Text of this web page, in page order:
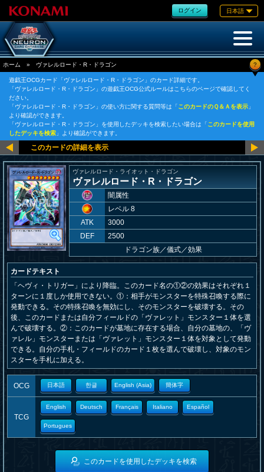
ログイン 日本語
ホーム » ヴァレルロード・R・ドラゴン ?
遊戯王OCGカード「ヴァレルロード・R・ドラゴン」のカード詳細です。
「ヴァレルロード・R・ドラゴン」の遊戯王OCG公式ルールはこちらのページで確認してく
ださい。
「ヴァレルロード・R・ドラゴン」の使い方に関する質問等は「このカードのＱ＆Ａを表示 」
より確認ができます。
「ヴァレルロード・R・ドラゴン」を使用したデッキを検索したい場合は「このカードを使用
したデッキを検索 」より確認ができます。
ヴァレルロード・ライオット・ドラゴン
ヴァレルロード・R・ドラゴン
闇属性
レベル 8
ATK
3000
DEF
2500
ドラゴン族／儀式／効果
カードテキスト
「ヘヴィ・トリガー」により降臨。このカード名の①②の効果はそれぞれ１
ターンに１度しか使用できない。①：相手がモンスターを特殊召喚する際に
発動できる。その特殊召喚を無効にし、そのモンスターを破壊する。その
後、このカードまたは自分フィールドの「ヴァレット」モンスター１体を選
んで破壊する。②：このカードが墓地に存在する場合、自分の墓地の、「ヴ
ァレル」モンスターまたは「ヴァレット」モンスター１体を対象として発動
できる。自分の手札・フィールドのカード１枚を選んで破壊し、対象のモン
スターを手札に加える。
OCG 日本語 한글 English (Asia) 簡体字
TCG
English Deutsch Français Italiano Español
Portugues
このカードを使用したデッキを検索